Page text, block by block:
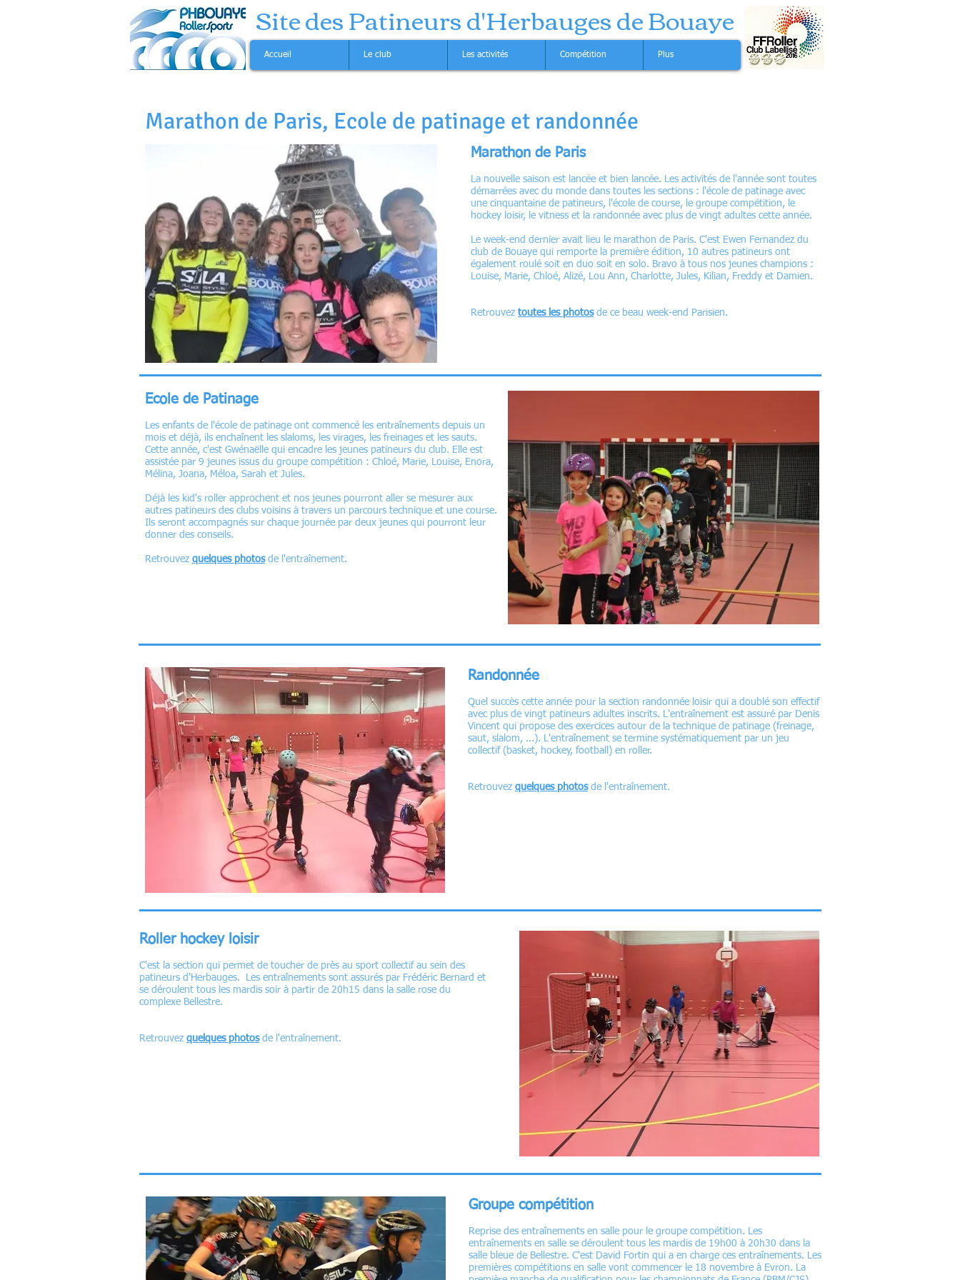
Site des Patineurs d'Herbauges de Bouaye
Accueil Le club Les activités Compétition Plus
Marathon de Paris, Ecole de patinage et randonnée
Marathon de Paris
La nouvelle saison est lancée et bien lancée. Les activités de l'année sont toutes
démarrées avec du monde dans toutes les sections : l'école de patinage avec
une cinquantaine de patineurs, l'école de course, le groupe compétition, le
hockey loisir, le vitness et la randonnée avec plus de vingt adultes cette année.
Le week-end dernier avait lieu le marathon de Paris. C'est Ewen Fernandez du
club de Bouaye qui remporte la première édition, 10 autres patineurs ont
également roulé soit en duo soit en solo. Bravo à tous nos jeunes champions :
Louise, Marie, Chloé, Alizé, Lou Ann, Charlotte, Jules, Kilian, Freddy et Damien.
Retrouvez toutes les photosde ce beau week-end Parisien.
Ecole de Patinage
Les enfants de l'école de patinage ont commencé les entraînements depuis un
mois et déjà, ils enchaînent les slaloms, les virages, les freinages et les sauts.
Cette année, c'est Gwénaëlle qui encadre les jeunes patineurs du club. Elle est
assistée par 9 jeunes issus du groupe compétition : Chloé, Marie, Louise, Enora,
Mélina, Joana, Méloa, Sarah et Jules.
Déjà les kid's roller approchent et nos jeunes pourront aller se mesurer aux
autres patineurs des clubs voisins à travers un parcours technique et une course.
Ils seront accompagnés sur chaque journée par deux jeunes qui pourront leur
donner des conseils.
Retrouvez quelques photosde l'entraînement.
Randonnée
Quel succès cette année pour la section randonnée loisir qui a doublé son effectif
avec plus de vingt patineurs adultes inscrits. L'entraînement est assuré par Denis
Vincent qui propose des exercices autour de la technique de patinage (freinage,
saut, slalom, ...). L'entraînement se termine systématiquement par un jeu
collectif (basket, hockey, football) en roller.
Retrouvez quelques photosde l'entraînement.
Roller hockey loisir
C'est la section qui permet de toucher de près au sport collectif au sein des
patineurs d'Herbauges. Les entraînements sont assurés par Frédéric Bernard et
se déroulent tous les mardis soir à partir de 20h15 dans la salle rose du
complexe Bellestre.
Retrouvez quelques photosde l'entraînement.
Groupe compétition
Reprise des entraînements en salle pour le groupe compétition. Les
entraînements en salle se déroulent tous les mardis de 19h00 à 20h30 dans la
salle bleue de Bellestre. C'est David Fortin qui a en charge ces entraînements. Les
premières compétitions en salle vont commencer le 18 novembre à Evron. La